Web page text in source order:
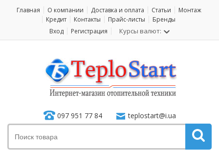
Главная О компании Доставка и оплата Статьи
Монтаж
Кредит
Контакты Прайс-листы
Бренды
Вход
Регистрация Курсы валют:
097 951 77 84 teplostart@i.ua